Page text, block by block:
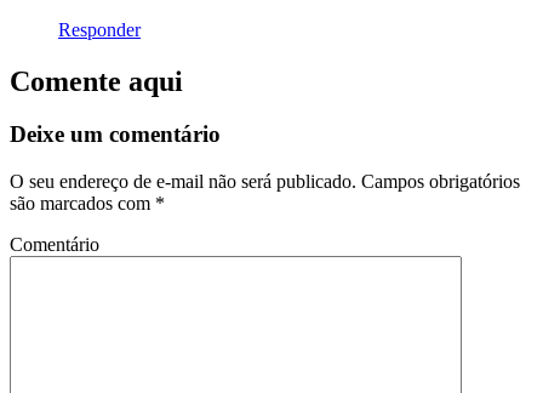
Responder
Comente aqui
Deixe um comentário
O seu endereço de e-mail não será publicado. Campos obrigatórios
são marcados com *
Comentário